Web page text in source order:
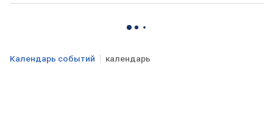
Календарь событий календарь